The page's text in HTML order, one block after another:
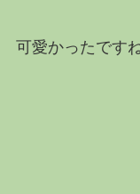
可愛かったですね